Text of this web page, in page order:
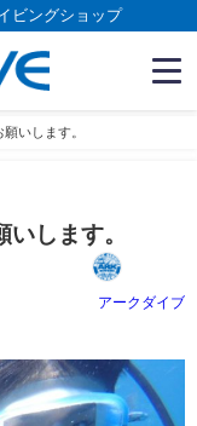
ビングショップ
いします。
します。
アークダイブ